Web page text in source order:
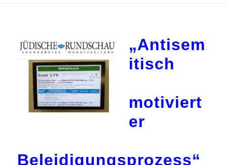
„Antisem
itisch
motiviert
er
Beleidigungsprozess“